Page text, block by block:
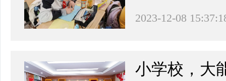
2023-12-08
小学校，大